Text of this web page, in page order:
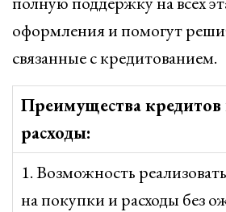
оформления и помогут
связанные с кредитованием.
Преимущества
расходы:
1. Возможность
на покупки и расходы без